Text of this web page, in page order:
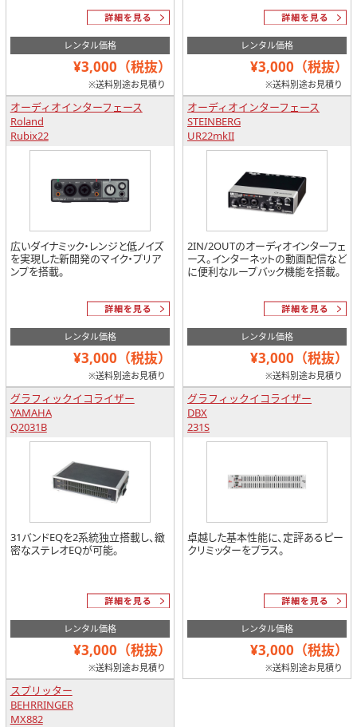
レンタル価格
¥3,000（税抜）
※送料別途お見積り
レンタル価格
¥3,000（税抜）
※送料別途お見積り
オーディオインターフェース
Roland
Rubix22
広いダイナミック・レンジと低ノイズ
を実現した新開発のマイク・プリア
ンプを搭載。
レンタル価格
¥3,000（税抜）
※送料別途お見積り
オーディオインターフェース
STEINBERG
UR22mkII
2IN/2OUTのオーディオインターフェ
ース。インターネットの動画配信など
に便利なループバック機能を搭載。
レンタル価格
¥3,000（税抜）
※送料別途お見積り
グラフィックイコライザー
YAMAHA
Q2031B
31バンドEQを2系統独立搭載し、緻
密なステレオEQが可能。
レンタル価格
¥3,000（税抜）
※送料別途お見積り
グラフィックイコライザー
DBX
231S
卓越した基本性能に、定評あるピー
クリミッターをプラス。
レンタル価格
¥3,000（税抜）
※送料別途お見積り
スプリッター
BEHRRINGER
MX882